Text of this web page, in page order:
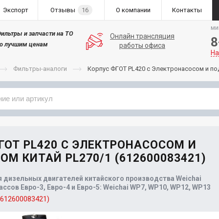
Экспорт Отзывы 16 О компании Контакты
и запчасти на ТО
лучшим ценам
Онлайн трансляция
работы офиса
Фильтры-аналоги Корпус ФГОТ PL420 с Электронасосом и
PL420 С ЭЛЕКТРОНАСОСОМ И
КИТАЙ PL270/1 (612600083421)
двигателей китайского производства Weichai
Евро-3, Евро-4 и Евро-5: Weichai WP7, WP10, WP12, WP13